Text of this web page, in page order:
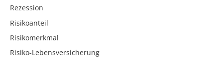
Rezession
Risikoanteil
Risikomerkmal
Risiko-Lebensversicherung